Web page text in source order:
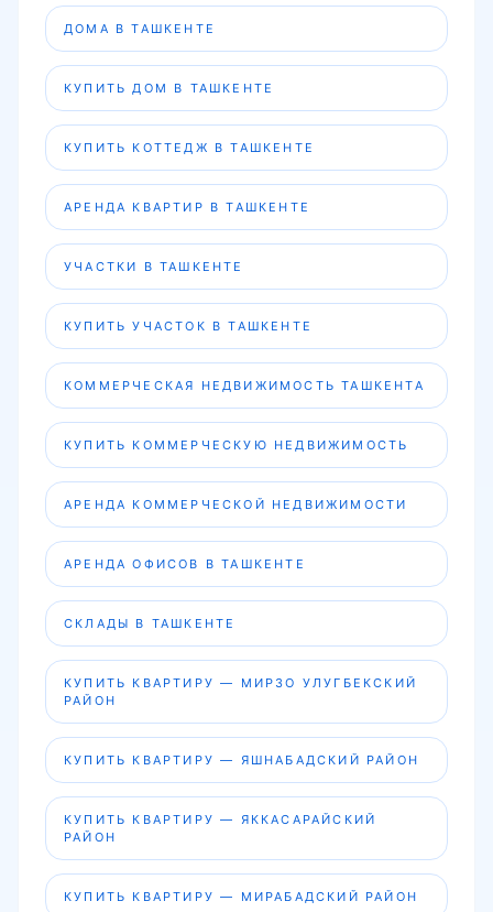
ДОМА В ТАШКЕНТЕ
КУПИТЬ ДОМ В ТАШКЕНТЕ
КУПИТЬ КОТТЕДЖ В ТАШКЕНТЕ
АРЕНДА КВАРТИР В ТАШКЕНТЕ
УЧАСТКИ В ТАШКЕНТЕ
КУПИТЬ УЧАСТОК В ТАШКЕНТЕ
КОММЕРЧЕСКАЯ НЕДВИЖИМОСТЬ ТАШКЕНТА
КУПИТЬ КОММЕРЧЕСКУЮ НЕДВИЖИМОСТЬ
АРЕНДА КОММЕРЧЕСКОЙ НЕДВИЖИМОСТИ
АРЕНДА ОФИСОВ В ТАШКЕНТЕ
СКЛАДЫ В ТАШКЕНТЕ
КУПИТЬ КВАРТИРУ — МИРЗО УЛУГБЕКСКИЙ
РАЙОН
КУПИТЬ КВАРТИРУ — ЯШНАБАДСКИЙ РАЙОН
КУПИТЬ КВАРТИРУ — ЯККАСАРАЙСКИЙ
РАЙОН
КУПИТЬ КВАРТИРУ — МИРАБАДСКИЙ РАЙОН